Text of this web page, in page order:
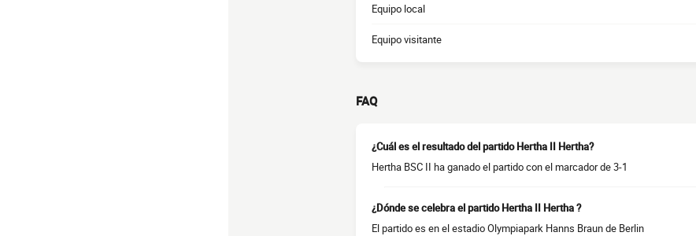
Equipo local
Equipo visitante
FAQ
¿Cuál es el resultado del partido Hertha II Hertha?
Hertha BSC II ha ganado el partido con el marcador de 3-1
¿Dónde se celebra el partido Hertha II Hertha ?
El partido es en el estadio Olympiapark Hanns Braun de Berlin